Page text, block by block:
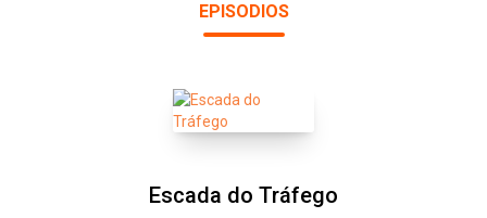
EPISODIOS
Escada do Tráfego